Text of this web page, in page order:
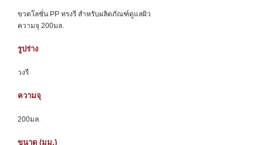
ขวดโลชั่น PP ทรงรี สำหรับผลิตภัณฑ์ดูแลผิว
ความจุ 200มล.
รูปร่าง
วงรี
ความจุ
200มล.
ขนาด (มม.)